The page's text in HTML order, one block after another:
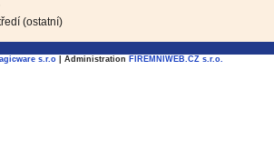
(ostatní)
s.r.o | Administration FIREMNIWEB.CZ s.r.o.